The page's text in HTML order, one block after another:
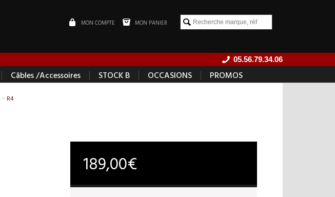
MON PANIER
MON COMPTE
05.56.79.34.06
| Câbles /Accessoires | STOCK B | OCCASIONS | PROMOS
> R4
189,00€